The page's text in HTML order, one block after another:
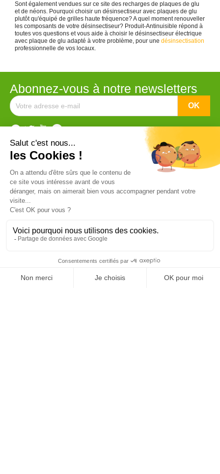
Sont également vendues sur ce site des recharges de plaques de glu
et de néons. Pourquoi choisir un désinsectiseur avec plaques de glu
plutôt qu'équipé de grilles haute fréquence? A quel moment renouveller
les composants de votre désinsectiseur? Produit-Antinuisible répond à
toutes vos questions et vous aide à choisir le désinsectiseur électrique
avec plaque de glu adapté à votre problème, pour une désinsectisation
professionnelle de vos locaux.
Abonnez-vous à notre newsletters
Catégorie
DEIV n°1 du Marché
DEIV Grandes Surfaces